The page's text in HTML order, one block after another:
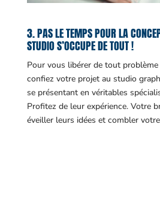
3. PAS LE TEMPS POUR LA
STUDIO S’OCCUPE DE TOUT !
Pour vous libérer de tout
confiez votre projet au studio
se présentant en véritables
Profitez de leur expérience. Votre
éveiller leurs idées et combler